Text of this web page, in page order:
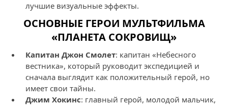
лучшие визуальные эффекты.
ОСНОВНЫЕ ГЕРОИ МУЛЬТФИЛЬМА
«ПЛАНЕТА СОКРОВИЩ»
Капитан Джон Смолет: капитан «Небесного
вестника», который руководит экспедицией и
сначала выглядит как положительный герой, но
имеет свои тайны.
Джим Хокинс: главный герой, молодой мальчик,